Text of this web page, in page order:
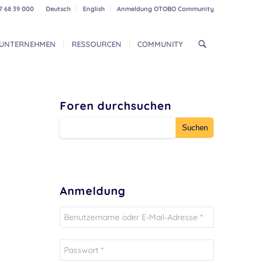
Deutsch English Anmeldung OTOBO Community
68 39 000
RESSOURCEN COMMUNITY
Foren durchsuchen
Anmeldung